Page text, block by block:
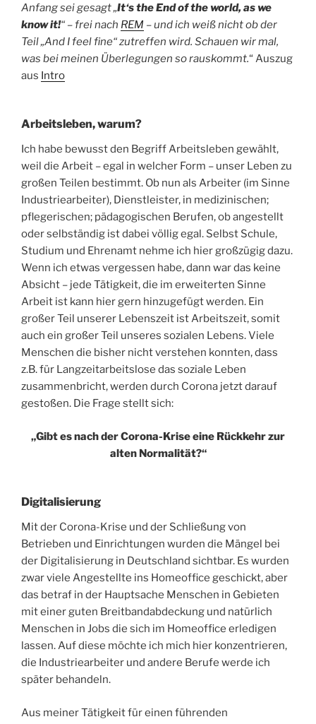
Anfang sei gesagt „It‘s the End of the world, as we
know it!“ – frei nach REM – und ich weiß nicht ob der
Teil „And I feel fine“ zutreffen wird. Schauen wir mal,
was bei meinen Überlegungen so rauskommt.“ Auszug
aus Intro
Arbeitsleben, warum?
Ich habe bewusst den Begriff Arbeitsleben gewählt,
weil die Arbeit – egal in welcher Form – unser Leben zu
großen Teilen bestimmt. Ob nun als Arbeiter (im Sinne
Industriearbeiter), Dienstleister, in medizinischen;
pflegerischen; pädagogischen Berufen, ob angestellt
oder selbständig ist dabei völlig egal. Selbst Schule,
Studium und Ehrenamt nehme ich hier großzügig dazu.
Wenn ich etwas vergessen habe, dann war das keine
Absicht – jede Tätigkeit, die im erweiterten Sinne
Arbeit ist kann hier gern hinzugefügt werden. Ein
großer Teil unserer Lebenszeit ist Arbeitszeit, somit
auch ein großer Teil unseres sozialen Lebens. Viele
Menschen die bisher nicht verstehen konnten, dass
z.B. für Langzeitarbeitslose das soziale Leben
zusammenbricht, werden durch Corona jetzt darauf
gestoßen. Die Frage stellt sich:
„Gibt es nach der Corona-Krise eine Rückkehr zur
alten Normalität?“
Digitalisierung
Mit der Corona-Krise und der Schließung von
Betrieben und Einrichtungen wurden die Mängel bei
der Digitalisierung in Deutschland sichtbar. Es wurden
zwar viele Angestellte ins Homeoffice geschickt, aber
das betraf in der Hauptsache Menschen in Gebieten
mit einer guten Breitbandabdeckung und natürlich
Menschen in Jobs die sich im Homeoffice erledigen
lassen. Auf diese möchte ich mich hier konzentrieren,
die Industriearbeiter und andere Berufe werde ich
später behandeln.
Aus meiner Tätigkeit für einen führenden